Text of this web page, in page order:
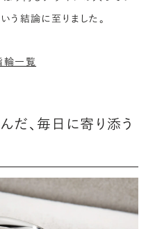
う結論に至りました。
輪一覧
だ、毎日に寄り添う